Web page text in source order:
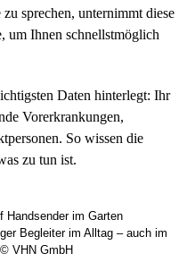
sprechen, unternimmt diese
um Ihnen schnellstmöglich
Daten hinterlegt: Ihr
Vorerkrankungen,
So wissen die
zu tun ist.
Begleiter im Alltag – auch im
VHN GmbH